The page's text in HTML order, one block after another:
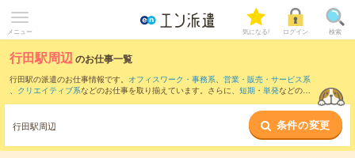
メニュー 気になる! ログイン 検索
行田駅周辺のお仕事一覧
行田駅の派遣のお仕事情報です。 オフィスワーク・事務系、 営業・販売・サービス系
、 クリエイティブ系などのお仕事を取り揃えています。さらに、 短期 ・ 単発などの期
また、熊谷駅
など近隣駅のお仕事
もご確認いただけます。
行田駅周辺 条件の変更